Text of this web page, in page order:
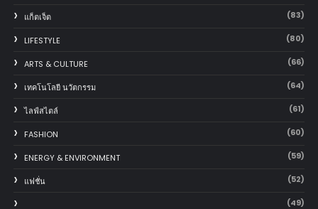
แก็ตเจ็ต (83)
LIFESTYLE (80)
ARTS & CULTURE (66)
เทคโนโลยี นวัตกรรม (64)
ไลฟ์สไตล์ (61)
FASHION (60)
ENERGY & ENVIRONMENT (59)
แฟชั่น (52)
(49)